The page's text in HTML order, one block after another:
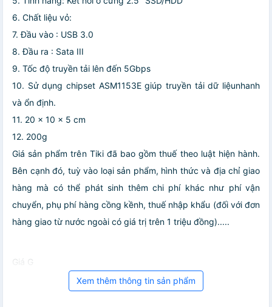
6. Chất liệu vỏ:
7. Đầu vào : USB 3.0
8. Đầu ra : Sata III
9. Tốc độ truyền tải lên đến 5Gbps
10. Sử dụng chipset ASM1153E giúp truyền tải dữ liệunhanh
và ổn định.
11. 20 x 10 x 5 cm
12. 200g
Giá sản phẩm trên Tiki đã bao gồm thuế theo luật hiện hành.
Bên cạnh đó, tuỳ vào loại sản phẩm, hình thức và địa chỉ giao
hàng mà có thể phát sinh thêm chi phí khác như phí vận
chuyển, phụ phí hàng cồng kềnh, thuế nhập khẩu (đối với đơn
hàng giao từ nước ngoài có giá trị trên 1 triệu đồng).....
Giá G
Xem thêm thông tin sản phẩm